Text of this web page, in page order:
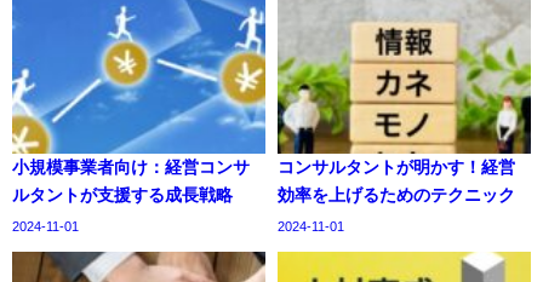
小規模事業者向け：経営コンサ
ルタントが支援する成長戦略
2024-11-01
コンサルタントが明かす！経営
効率を上げるためのテクニック
2024-11-01